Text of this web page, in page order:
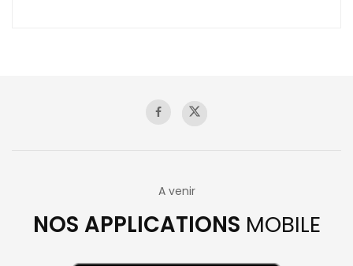
A venir
NOS APPLICATIONS MOBILE